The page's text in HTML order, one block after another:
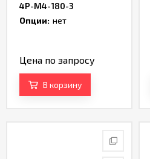
4P-M4-180-3
Опции: нет
Цена по запросу
В корзину